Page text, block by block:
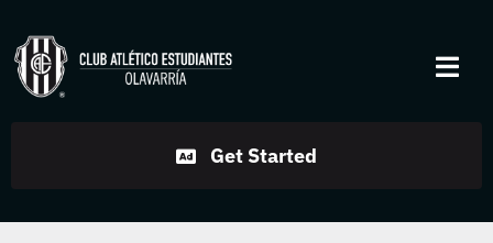
to
content
Disciplinas
Get Started